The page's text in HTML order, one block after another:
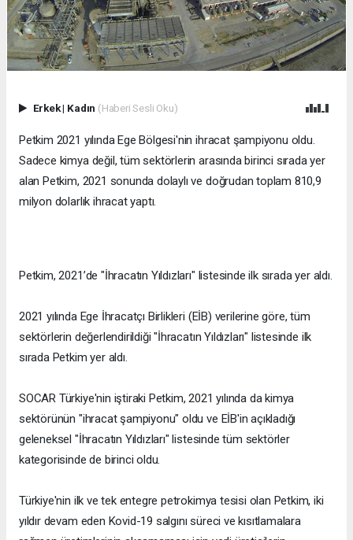
Erkek| Kadın (Haberi Sesli Oku)
Petkim 2021 yılında Ege Bölgesi'nin ihracat şampiyonu oldu.
Sadece kimya değil, tüm sektörlerin arasında birinci sırada yer
alan Petkim, 2021 sonunda dolaylı ve doğrudan toplam 810,9
milyon dolarlık ihracat yaptı.
Petkim, 2021’de "İhracatın Yıldızları" listesinde ilk sırada yer aldı.
2021 yılında Ege İhracatçı Birlikleri (EİB) verilerine göre, tüm
sektörlerin değerlendirildiği "İhracatın Yıldızları" listesinde ilk
sırada Petkim yer aldı.
SOCAR Türkiye'nin iştiraki Petkim, 2021 yılında da kimya
sektörünün "ihracat şampiyonu" oldu ve EİB'in açıkladığı
geleneksel "İhracatın Yıldızları" listesinde tüm sektörler
kategorisinde de birinci oldu.
Türkiye'nin ilk ve tek entegre petrokimya tesisi olan Petkim, iki
yıldır devam eden Kovid-19 salgını süreci ve kısıtlamalara